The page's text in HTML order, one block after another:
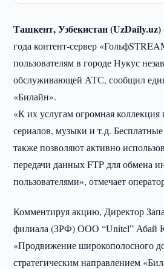
Ташкент, Узбекистан (UzDaily.uz)
года контент-сервер
пользователям в городе Нукус
обслуживающей АТС, сообщил
«Билайн».
«К их услугам огромная
сериалов, музыки и т.д.
также позволяют активно
передачи данных FTP для обмена
пользователями», отмечает
Комментируя акцию, Директор
филиала (ЗРФ) ООО “Unitel” Абай
«Продвижение широкополосного
стратегическим направлением